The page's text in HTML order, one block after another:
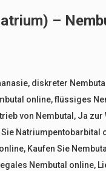
–
, diskreter
online,flüssiges
von Nembutal , Ja zur
Sie Natriumpentobarbital
, Kaufen Sie
legales Nembutal online,